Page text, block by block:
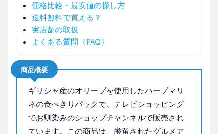
価格比較・最安値の探し方
送料無料で買える？
実店舗の取扱
よくある質問（FAQ）
商品概要
ギリシャ産のオリーブを使用したハーブマリ
ネの食べきりパックで、テレビショッピング
でお馴染みのショップチャンネルで販売され
ています。この商品は、厳選されたグルメア